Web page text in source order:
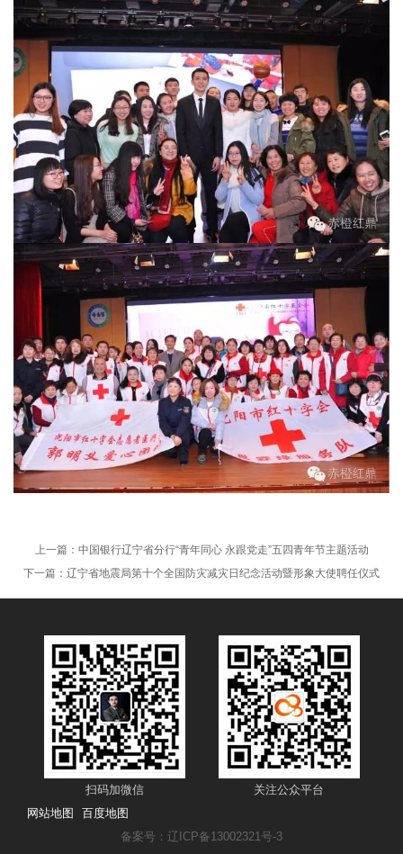
上一篇： 中国银行辽宁省分行“青年同心 永跟党走”五四青年节主题活动
下一篇： 辽宁省地震局第十个全国防灾减灾日纪念活动暨形象大使聘任仪式
扫码加微信
关注公众平台
网站地图
百度地图
备案号：辽ICP备13002321号-3